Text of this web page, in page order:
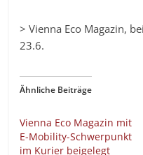
> Vienna Eco Magazin,
23.6.
Ähnliche Beiträge
Vienna Eco Magazin mit
E-Mobility-Schwerpunkt
im Kurier beigelegt